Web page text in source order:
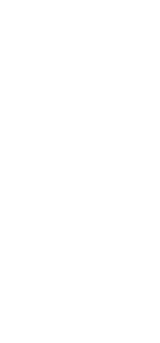
कुमार शर्मा